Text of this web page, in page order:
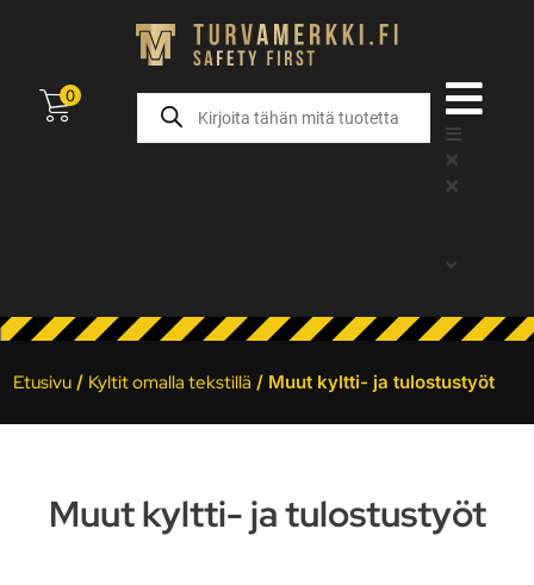
0
Etusivu / Kyltit omalla tekstillä / Muut kyltti- ja tulostustyöt
Muut kyltti- ja tulostustyöt